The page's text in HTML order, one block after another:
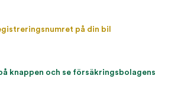
på din bil
knappen och se försäkringsbolagens